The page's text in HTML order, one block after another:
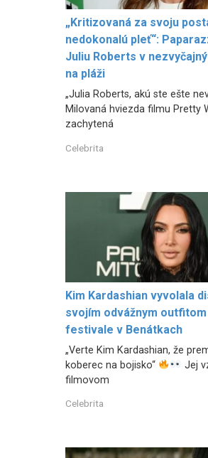
„Kritizovaná za svoju
nedokonalú pleť“:
Juliu Roberts v
na pláži
„Julia Roberts, akú ste ešte
Milovaná hviezda filmu Pretty
zachytená
Celebrita
Kim Kardashian vyvolala
svojím odvážnym
festivale v Benátkach
„Verte Kim Kardashian, že
koberec na bojisko“
Jej
filmovom
Celebrita